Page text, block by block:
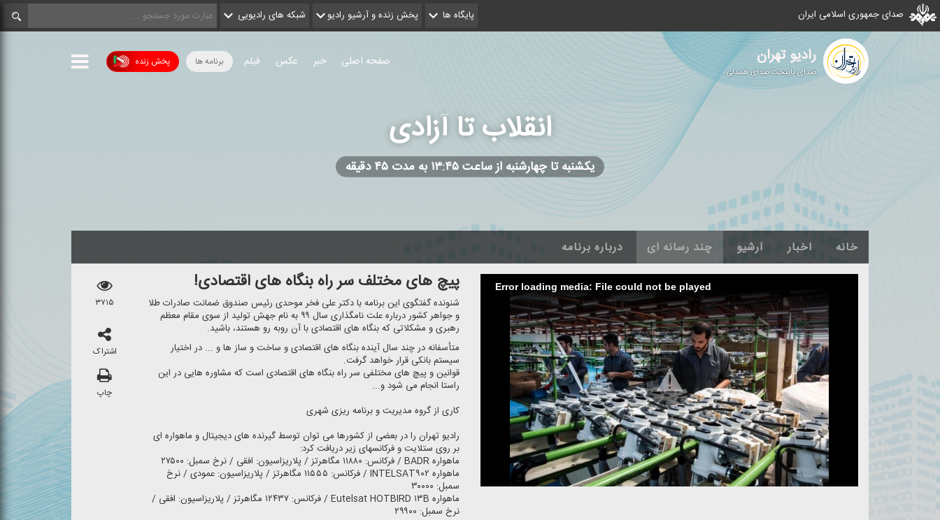
صدای جمهوری اسلامی ایران پایگاه ها پخش زنده و آرشیو رادیو شبکه های رادیویی
رادیو تهران
صدای پایتخت صدای همدلی
پخش زنده برنامه ها صفحه اصلی خبر عکس فیلم
انقلاب تا آزادی
یكشنبه تا چهارشنبه از ساعت ۱۳:۴۵ به مدت ۴۵ دقیقه
خانه اخبار آرشیو چند رسانه ای درباره برنامه
Error loading media: File could not be played پیچ های مختلف سر راه بنگاه های اقتصادی!
شنونده گفتگوی این برنامه با دكتر علی فخر موحدی رئیس صندوق ضمانت صادرات طلا
و جواهر كشور درباره علت نامگذاری سال ۹۹ به نام جهش تولید از سوی مقام معظم
رهبری و مشكلاتی كه بنگاه های اقتصادی با آن روبه رو هستند، باشید.
متأسفانه در چند سال آینده بنگاه های اقتصادی و ساخت و ساز ها و ... در اختیار
سیستم بانكی قرار خواهد گرفت.
قوانین و پیچ های مختلفی سر راه بنگاه های اقتصادی است كه مشاوره هایی در این
راستا انجام می شود و...
كاری از گروه مدیریت و برنامه ریزی شهری
رادیو تهران را در بعضی از كشورها می توان توسط گیرنده های دیجیتال و ماهواره ای
بر روی ستلایت و فركانسهای زیر دریافت كرد:
ماهواره BADR / فركانس: ۱۱۸۸۰ مگاهرتز / پلاریزاسیون: افقی / نرخ سمبل: ۲۷۵۰۰
ماهواره INTELSAT۹۰۲ / فركانس: ۱۱۵۵۵ مگاهرتز / پلاریزاسیون: عمودی / نرخ
سمبل: ۳۰۰۰۰
ماهواره Eutelsat HOTBIRD ۱۳B / فركانس: ۱۲۴۳۷ مگاهرتز / پلاریزاسیون: افقی /
نرخ سمبل: ۲۹۹۰۰
۳۷۱۵
اشتراک
چاپ